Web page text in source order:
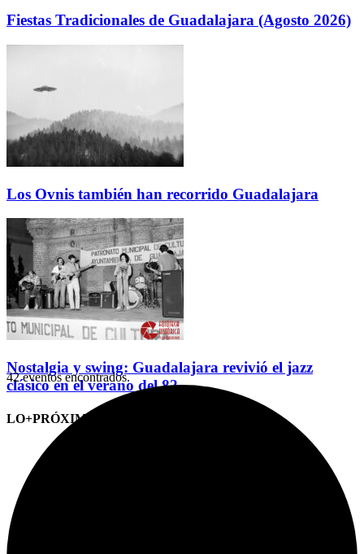
Fiestas Tradicionales de Guadalajara (Agosto 2026)
Los Ovnis también han recorrido Guadalajara
Nostalgia y swing: Guadalajara revivió el jazz
clásico en el verano del 82
LO+PRÓXIMO (CITAS)
42 eventos encontrados.